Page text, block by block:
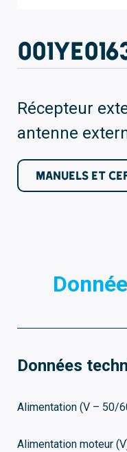
Récepteur
antenne
MANUELS ET
Données
Alimentation (V – 50/
Alimentation moteur